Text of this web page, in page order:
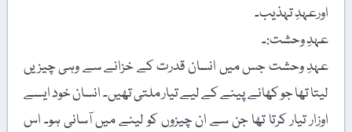
اورعہدِ تہذیب۔
عہدِ وحشت:۔
عہدِ وحشت جس میں انسان قدرت کے خزانے سے وہی چیزیں
لیتا تھا جو کھانے پینے کے لیے تیار ملتی تھیں۔ انسان خود ایسے
اوزار تیار کرتا تھا جن سے ان چیزوں کو لینے میں آسانی ہو۔ اس